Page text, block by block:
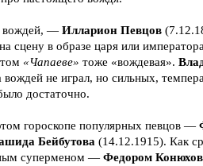
вождей, — Илларион Певцов
сцену в образе царя или
«Чапаеве» тоже «вождевая».
вождей не играл, но сильных,
достаточно.
гороскопе популярных певцов —
Бейбутова (14.12.1915). Как
суперменом — Федором